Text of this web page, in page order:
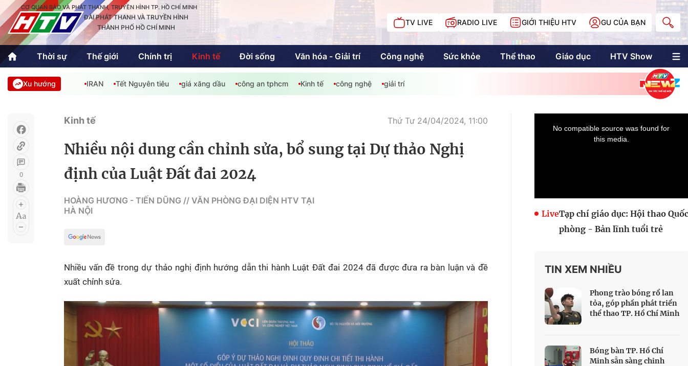
CƠ QUAN BÁO VÀ PHÁT THANH, TRUYỀN HÌNH TP. HỒ CHÍ MINH
ĐÀI PHÁT THANH VÀ TRUYỀN HÌNH
THÀNH PHỐ HỒ CHÍ MINH
TV LIVE RADIO LIVE GIỚI THIỆU HTV GU CỦA BẠN
Thời sự Thế giới Chính trị Kinh tế Đời sống Văn hóa - Giải trí Công nghệ Sức khỏe Thể thao Giáo dục HTV Show
Thời sự
Thể thao
Quốc tế
Văn hóa - Giải trí
Giáo dục Kinh tế
An Sinh
Công nghệ Phóng sự Khán giả HTV
Sự kiện quan tâm
Chuyên đề
Hồ Chí Minh
Chuyển đổi số
ngủ
Bé xem gì
Mái ấm gia đình
Các show khác
Phim tài liệu
Ngày hội HTV
Chung một tấm
lòng
Cúp Truyền hình
HTV
SEA Games 33
Multimedia
Multiform
Doanh nhân Sài
Gòn
Xu hướng IRAN Tết Nguyên tiêu giá xăng dầu công an tphcm Kinh tế công nghệ giải trí
0
Kinh tế Thứ Tư 24/04/2024, 11:00
Nhiều nội dung cần chỉnh sửa, bổ sung tại Dự thảo Nghị
định của Luật Đất đai 2024
HOÀNG HƯƠNG - TIẾN DŨNG // VĂN PHÒNG ĐẠI DIỆN HTV TẠI
HÀ NỘI
Nhiều vấn đề trong dự thảo nghị định hướng dẫn thi hành Luật Đất đai 2024 đã được đưa ra bàn luận và đề
xuất chỉnh sửa.
LiveTạp chí giáo dục: Hội thao Quốc
phòng - Bản lĩnh tuổi trẻ
TIN XEM NHIỀU
Phong trào bóng rổ lan
tỏa, góp phần phát triển
thể thao TP. Hồ Chí Minh
Bóng bàn TP. Hồ Chí
Minh sẵn sàng chinh